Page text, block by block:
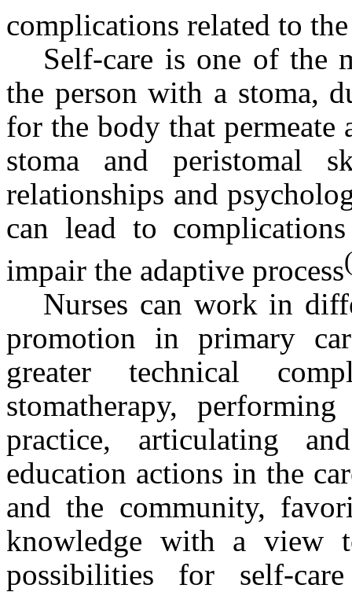
complications related to
Self-care is one of the
the person with a stoma,
for the body that permeate
stoma and peristomal
relationships and
can lead to
impair the adaptive process
Nurses can work in
promotion in primary
greater technical
stomatherapy,
practice, articulating
education actions in the
and the community,
knowledge with a view
possibilities for self-